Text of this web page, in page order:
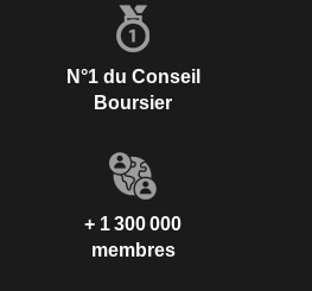
N°1 du Conseil
Boursier
+ 1 300 000
membres